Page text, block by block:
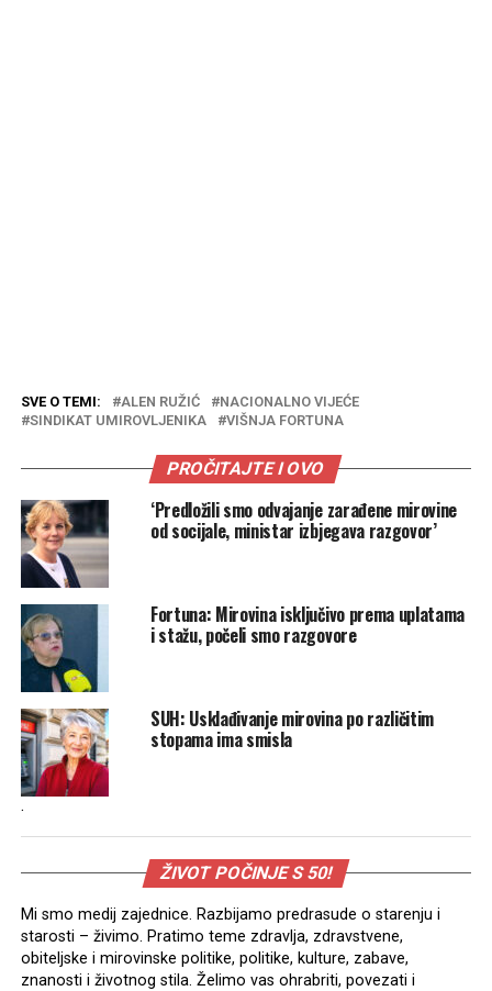
SVE O TEMI: ALEN RUŽIĆ
NACIONALNO VIJEĆE
SINDIKAT UMIROVLJENIKA
VIŠNJA FORTUNA
PROČITAJTE I OVO
‘Predložili smo odvajanje zarađene mirovine
od socijale, ministar izbjegava razgovor’
Fortuna: Mirovina isključivo prema uplatama
i stažu, počeli smo razgovore
SUH: Usklađivanje mirovina po različitim
stopama ima smisla
.
ŽIVOT POČINJE S 50!
Mi smo medij zajednice. Razbijamo predrasude o starenju i
starosti – živimo. Pratimo teme zdravlja, zdravstvene,
obiteljske i mirovinske politike, politike, kulture, zabave,
znanosti i životnog stila. Želimo vas ohrabriti, povezati i